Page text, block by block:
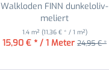
Walkloden FINN dunkeloliv-
meliert
1.4 m² (11,36 € * / 1 m²)
15,90 € * / 1 Meter 24,95 € *